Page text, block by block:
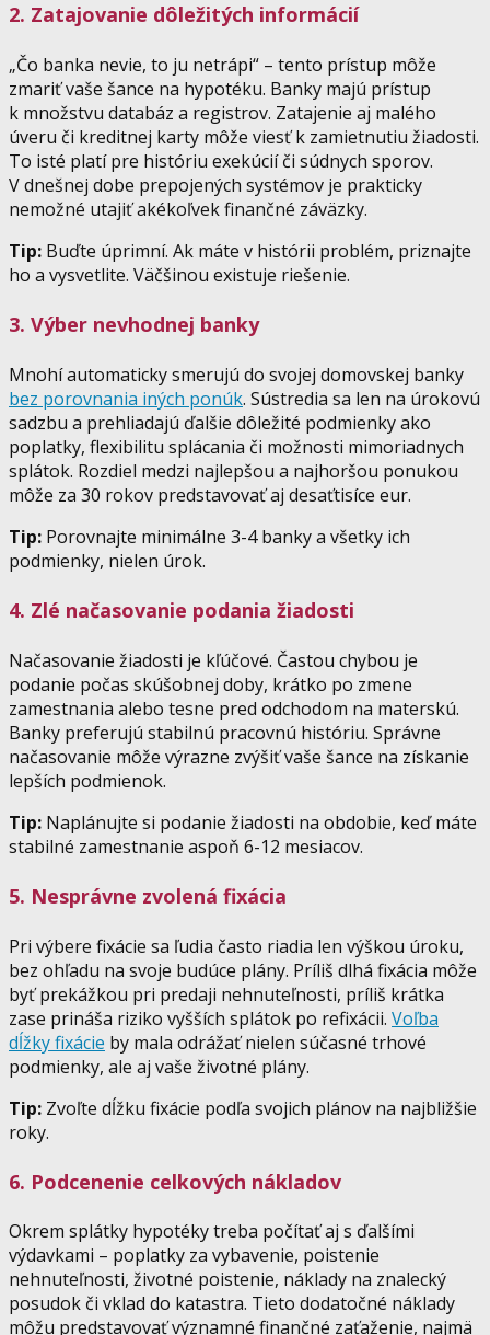
2. Zatajovanie dôležitých informácií
„Čo banka nevie, to ju netrápi“ – tento prístup môže
zmariť vaše šance na hypotéku. Banky majú prístup
k množstvu databáz a registrov. Zatajenie aj malého
úveru či kreditnej karty môže viesť k zamietnutiu žiadosti.
To isté platí pre históriu exekúcií či súdnych sporov.
V dnešnej dobe prepojených systémov je prakticky
nemožné utajiť akékoľvek finančné záväzky.
Tip: Buďte úprimní. Ak máte v histórii problém, priznajte
ho a vysvetlite. Väčšinou existuje riešenie.
3. Výber nevhodnej banky
Mnohí automaticky smerujú do svojej domovskej banky
bez porovnania iných ponúk. Sústredia sa len na úrokovú
sadzbu a prehliadajú ďalšie dôležité podmienky ako
poplatky, flexibilitu splácania či možnosti mimoriadnych
splátok. Rozdiel medzi najlepšou a najhoršou ponukou
môže za 30 rokov predstavovať aj desaťtisíce eur.
Tip: Porovnajte minimálne 3-4 banky a všetky ich
podmienky, nielen úrok.
4. Zlé načasovanie podania žiadosti
Načasovanie žiadosti je kľúčové. Častou chybou je
podanie počas skúšobnej doby, krátko po zmene
zamestnania alebo tesne pred odchodom na materskú.
Banky preferujú stabilnú pracovnú históriu. Správne
načasovanie môže výrazne zvýšiť vaše šance na získanie
lepších podmienok.
Tip: Naplánujte si podanie žiadosti na obdobie, keď máte
stabilné zamestnanie aspoň 6-12 mesiacov.
5. Nesprávne zvolená fixácia
Pri výbere fixácie sa ľudia často riadia len výškou úroku,
bez ohľadu na svoje budúce plány. Príliš dlhá fixácia môže
byť prekážkou pri predaji nehnuteľnosti, príliš krátka
zase prináša riziko vyšších splátok po refixácii. Voľba
dĺžky fixácie by mala odrážať nielen súčasné trhové
podmienky, ale aj vaše životné plány.
Tip: Zvoľte dĺžku fixácie podľa svojich plánov na najbližšie
roky.
6. Podcenenie celkových nákladov
Okrem splátky hypotéky treba počítať aj s ďalšími
výdavkami – poplatky za vybavenie, poistenie
nehnuteľnosti, životné poistenie, náklady na znalecký
posudok či vklad do katastra. Tieto dodatočné náklady
môžu predstavovať významné finančné zaťaženie, najmä